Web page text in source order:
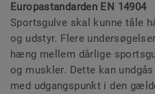
Europastandarden EN 14904
Sportsgulve skal kunne tåle
og udstyr. Flere
hæng mellem dårlige
og muskler. Dette kan
med udgangspunkt i den